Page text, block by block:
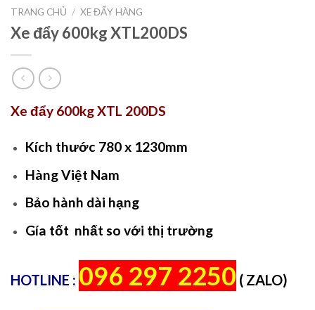
TRANG CHỦ / XE ĐẨY HÀNG
Xe đẩy 600kg XTL200DS
Xe đẩy 600kg XTL 200DS
Kích thước 780 x 1230mm
Hàng Việt Nam
Bảo hành dài hạng
Gía tốt nhất so với thị trường
HOTLINE : 096 297 2250 ( ZALO)